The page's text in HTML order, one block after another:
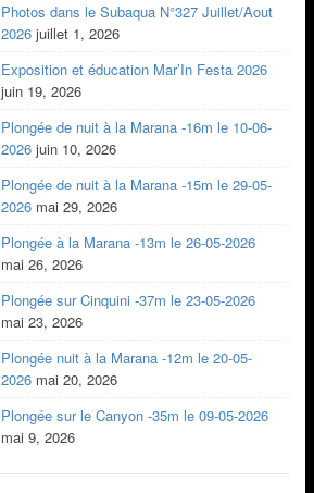
Photos dans le Subaqua N°327 Juillet/Aout
2026 juillet 1, 2026
Exposition et éducation Mar’In Festa 2026
juin 19, 2026
Plongée de nuit à la Marana -16m le 10-06-
2026 juin 10, 2026
Plongée de nuit à la Marana -15m le 29-05-
2026 mai 29, 2026
Plongée à la Marana -13m le 26-05-2026
mai 26, 2026
Plongée sur Cinquini -37m le 23-05-2026
mai 23, 2026
Plongée nuit à la Marana -12m le 20-05-
2026 mai 20, 2026
Plongée sur le Canyon -35m le 09-05-2026
mai 9, 2026